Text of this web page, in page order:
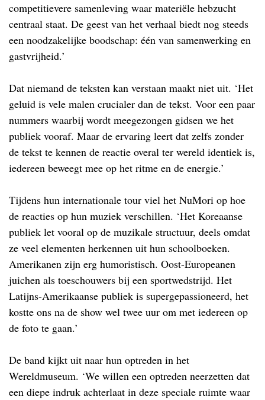
competitievere samenleving waar materiële hebzucht
centraal staat. De geest van het verhaal biedt nog steeds
een noodzakelijke boodschap: één van samenwerking en
gastvrijheid.’
Dat niemand de teksten kan verstaan maakt niet uit. ‘Het
geluid is vele malen crucialer dan de tekst. Voor een paar
nummers waarbij wordt meegezongen gidsen we het
publiek vooraf. Maar de ervaring leert dat zelfs zonder
de tekst te kennen de reactie overal ter wereld identiek is,
iedereen beweegt mee op het ritme en de energie.’
Tijdens hun internationale tour viel het NuMori op hoe
de reacties op hun muziek verschillen. ‘Het Koreaanse
publiek let vooral op de muzikale structuur, deels omdat
ze veel elementen herkennen uit hun schoolboeken.
Amerikanen zijn erg humoristisch. Oost-Europeanen
juichen als toeschouwers bij een sportwedstrijd. Het
Latijns-Amerikaanse publiek is supergepassioneerd, het
kostte ons na de show wel twee uur om met iedereen op
de foto te gaan.’
De band kijkt uit naar hun optreden in het
Wereldmuseum. ‘We willen een optreden neerzetten dat
een diepe indruk achterlaat in deze speciale ruimte waar